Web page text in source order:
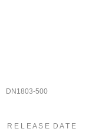
DN1803-500
R E L E A S E D A T E